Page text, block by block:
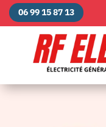
06 99 15 87 13